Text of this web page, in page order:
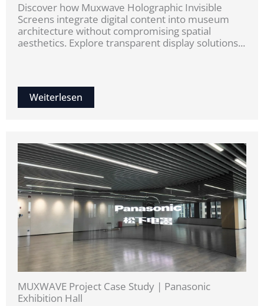
Discover how Muxwave Holographic Invisible
Screens integrate digital content into museum
architecture without compromising spatial
aesthetics. Explore transparent display solutions...
Weiterlesen
MUXWAVE Project Case Study | Panasonic
Exhibition Hall